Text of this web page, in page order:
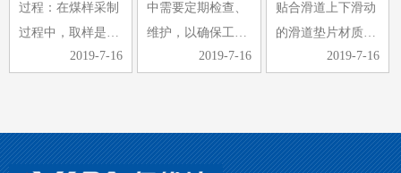
整的称重…
的提高和…
2、采…
过程：在煤样采制
过程中，取样是采
制中的重要环节，
取是关键。手工取
样，常常受到取样
2019-7-16
中需要定期检查、
维护，以确保工作
的顺利进行，同时
么皮带采样机日常
检查维护的工作内
2019-7-16
贴合滑道上下滑动
的滑道垫片材质采
用铜板，其耐磨性
力都压在铜板上，
很容易导致滑块脱
2019-7-16